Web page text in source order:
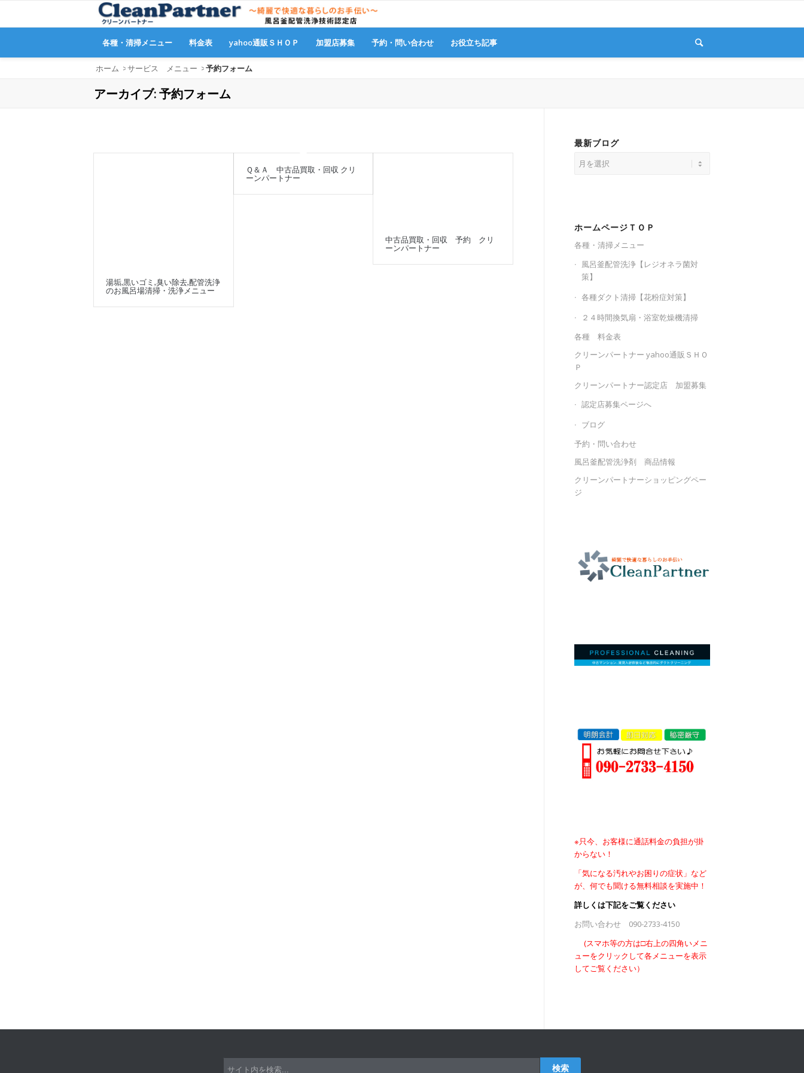
各種・清掃メニュー 料金表 yahoo通販ＳＨＯＰ 加盟店募集 予約・問い合わせ お役立ち記事
ホーム >サービス メニュー >予約フォーム
アーカイブ: 予約フォーム
湯垢,黒いゴミ,臭い除去,配管洗浄
のお風呂場清掃・洗浄メニュー
Ｑ＆Ａ 中古品買取・回収 クリ
ーンパートナー
中古品買取・回収 予約 クリ
ーンパートナー
最新ブログ
ホームページＴＯＰ
各種・清掃メニュー
風呂釜配管洗浄【レジオネラ菌対
策】
各種ダクト清掃【花粉症対策】
２４時間換気扇・浴室乾燥機清掃
各種 料金表
クリーンパートナー yahoo通販ＳＨＯ
Ｐ
クリーンパートナー認定店 加盟募集
認定店募集ページへ
ブログ
予約・問い合わせ
風呂釜配管洗浄剤 商品情報
クリーンパートナーショッピングペー
ジ
※只今、お客様に通話料金の負担が掛
からない！
「気になる汚れやお困りの症状」など
が、何でも聞ける無料相談を実施中！
詳しくは下記をご覧ください
お問い合わせ 090-2733-4150
(スマホ等の方は□右上の四角いメニ
ューをクリックして各メニューを表示
してご覧ください）
検索